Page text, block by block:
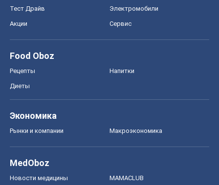
Тест Драйв Электромобили
Акции Сервис
Food Oboz
Рецепты Напитки
Диеты
Экономика
Рынки и компании Mакроэкономика
MedOboz
Новости медицины MAMACLUB